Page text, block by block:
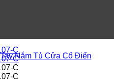
Tay Nắm Tủ Cửa Cổ Điển